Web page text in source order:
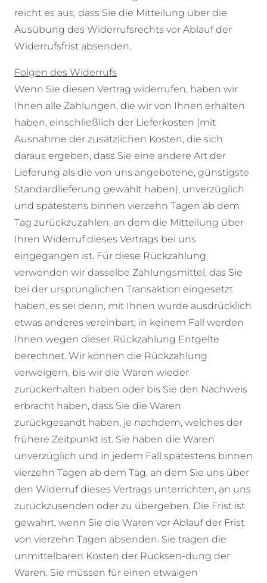
reicht es aus, dass Sie die Mitteilung über die
Ausübung des Widerrufsrechts vor Ablauf der
Widerrufsfrist absenden.
Folgen des Widerrufs
Wenn Sie diesen Vertrag widerrufen, haben wir
Ihnen alle Zahlungen, die wir von Ihnen erhalten
haben, einschließlich der Lieferkosten (mit
Ausnahme der zusätzlichen Kosten, die sich
daraus ergeben, dass Sie eine andere Art der
Lieferung als die von uns angebotene, günstigste
Standardlieferung gewählt haben), unverzüglich
und spätestens binnen vierzehn Tagen ab dem
Tag zurückzuzahlen, an dem die Mitteilung über
Ihren Widerruf dieses Vertrags bei uns
eingegangen ist. Für diese Rückzahlung
verwenden wir dasselbe Zahlungsmittel, das Sie
bei der ursprünglichen Transaktion eingesetzt
haben, es sei denn, mit Ihnen wurde ausdrücklich
etwas anderes vereinbart; in keinem Fall werden
Ihnen wegen dieser Rückzahlung Entgelte
berechnet. Wir können die Rückzahlung
verweigern, bis wir die Waren wieder
zurückerhalten haben oder bis Sie den Nachweis
erbracht haben, dass Sie die Waren
zurückgesandt haben, je nachdem, welches der
frühere Zeitpunkt ist. Sie haben die Waren
unverzüglich und in jedem Fall spätestens binnen
vierzehn Tagen ab dem Tag, an dem Sie uns über
den Widerruf dieses Vertrags unterrichten, an uns
zurückzusenden oder zu übergeben. Die Frist ist
gewahrt, wenn Sie die Waren vor Ablauf der Frist
von vierzehn Tagen absenden. Sie tragen die
unmittelbaren Kosten der Rücksen-dung der
Waren. Sie müssen für einen etwaigen